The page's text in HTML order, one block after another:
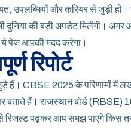
उपलब्धियों और करियर से जुड़ी
की बड़ी अपडेट मिलेंगी। अगर
पेज आपकी मदद करेगा।
रिपोर्ट
हैं। CBSE 2025 के परिणामों में
हैं। राजस्थान बोर्ड (RBSE)
रिजल्ट पढ़कर आप समझ पाएंगे किस